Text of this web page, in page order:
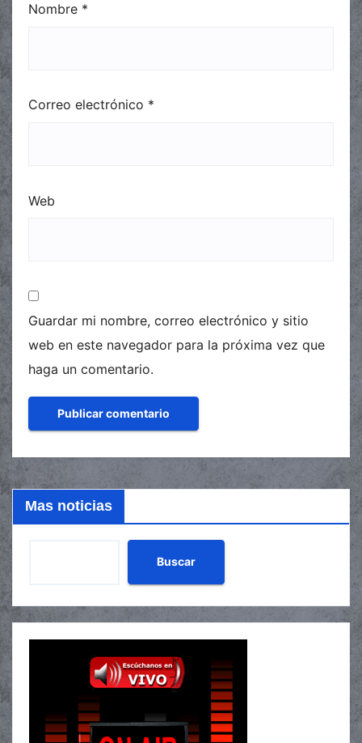
Nombre *
Correo electrónico *
Web
Guardar mi nombre, correo electrónico y sitio
web en este navegador para la próxima vez que
haga un comentario.
Mas noticias
Buscar